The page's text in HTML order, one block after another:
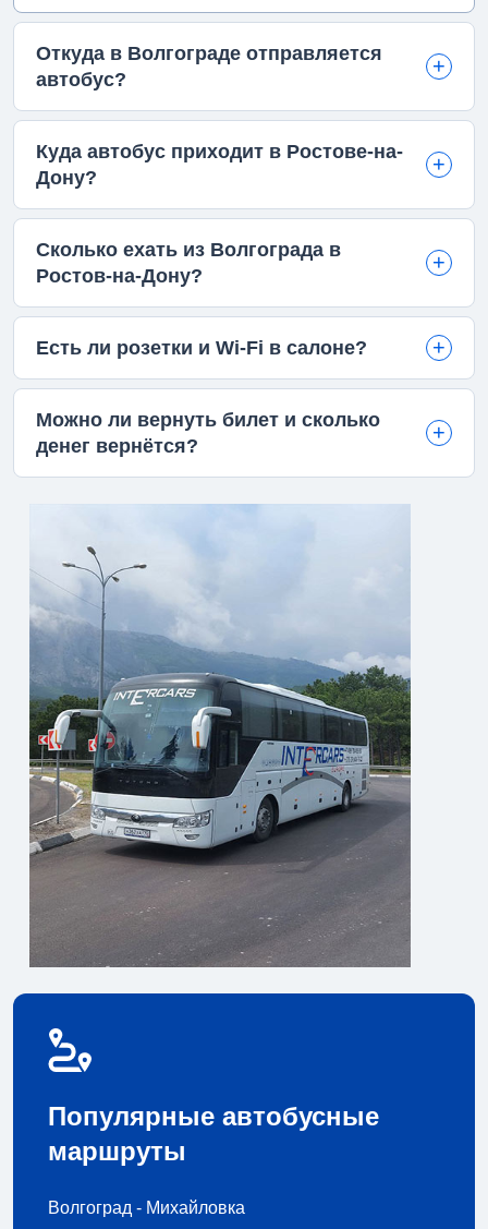
Откуда в Волгограде отправляется
автобус?
Куда автобус приходит в Ростове-на-
Дону?
Сколько ехать из Волгограда в
Ростов-на-Дону?
Есть ли розетки и Wi-Fi в салоне?
Можно ли вернуть билет и сколько
денег вернётся?
Популярные автобусные
маршруты
Волгоград - Михайловка